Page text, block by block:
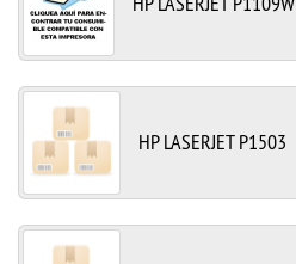
HP LASERJET P1503